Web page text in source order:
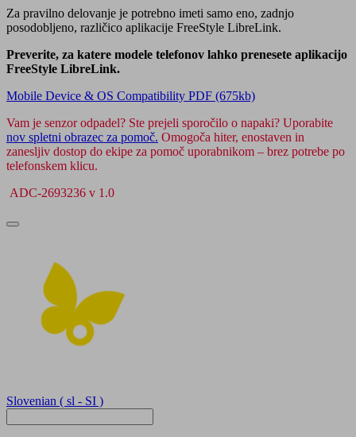
Za pravilno delovanje je potrebno imeti samo eno, zadnjo
posodobljeno, različico aplikacije FreeStyle LibreLink.
Preverite, za katere modele telefonov lahko prenesete aplikacijo
FreeStyle LibreLink.
Mobile Device & OS Compatibility PDF (675kb)
Vam je senzor odpadel? Ste prejeli sporočilo o napaki? Uporabite
nov spletni obrazec za pomoč. Omogoča hiter, enostaven in
zanesljiv dostop do ekipe za pomoč uporabnikom – brez potrebe po
telefonskem klicu.
ADC-2693236 v 1.0
Slovenian ( sl - SI )